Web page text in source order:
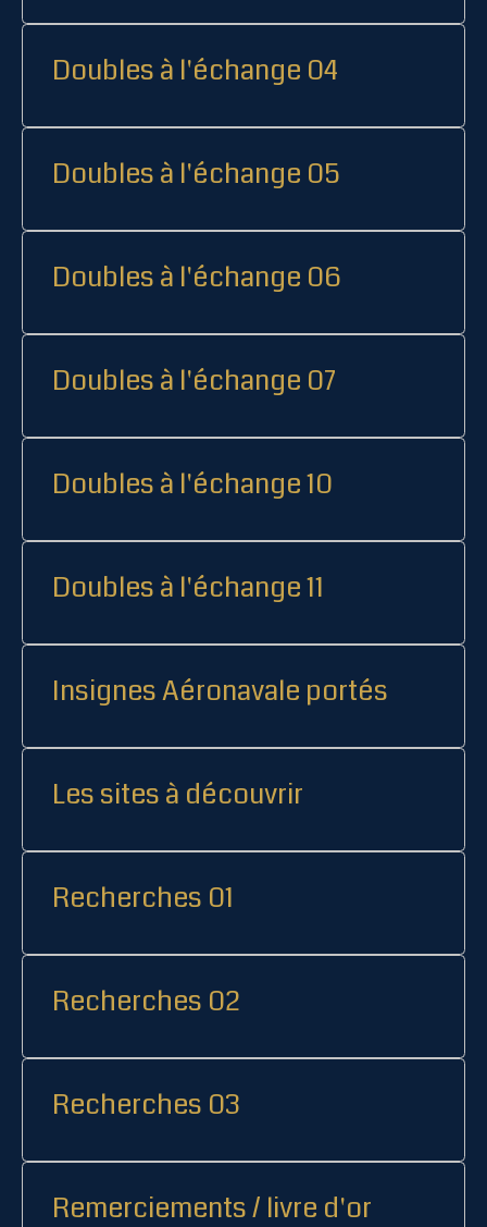
Doubles à l'échange 04
Doubles à l'échange 05
Doubles à l'échange 06
Doubles à l'échange 07
Doubles à l'échange 10
Doubles à l'échange 11
Insignes Aéronavale portés
Les sites à découvrir
Recherches 01
Recherches 02
Recherches 03
Remerciements / livre d'or